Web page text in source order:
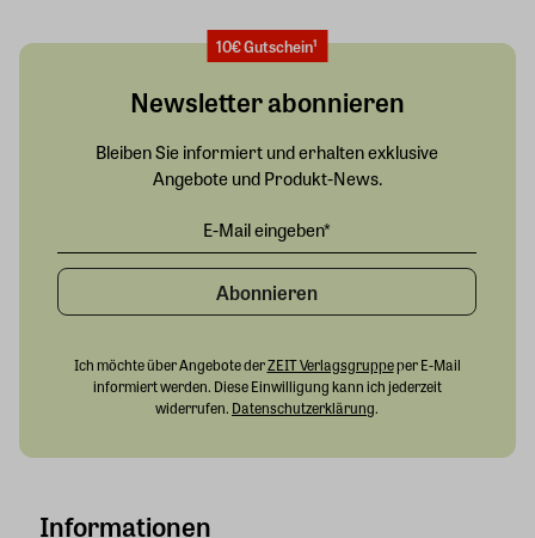
Informationen
10€ Gutschein¹
Newsletter abonnieren
Bleiben Sie informiert und erhalten exklusive
Angebote und Produkt-News.
Abonnieren
Ich möchte über Angebote derZEIT Verlagsgruppeper E-Mail
informiert werden. Diese Einwilligung kann ich jederzeit
widerrufen. Datenschutzerklärung.